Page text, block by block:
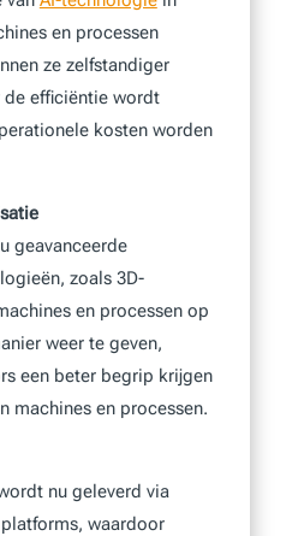
en processen
ze zelfstandiger
efficiëntie wordt
kosten worden
geavanceerde
zoals 3D-
en processen op
weer te geven,
een beter begrip krijgen
machines en processen.
nu geleverd via
waardoor